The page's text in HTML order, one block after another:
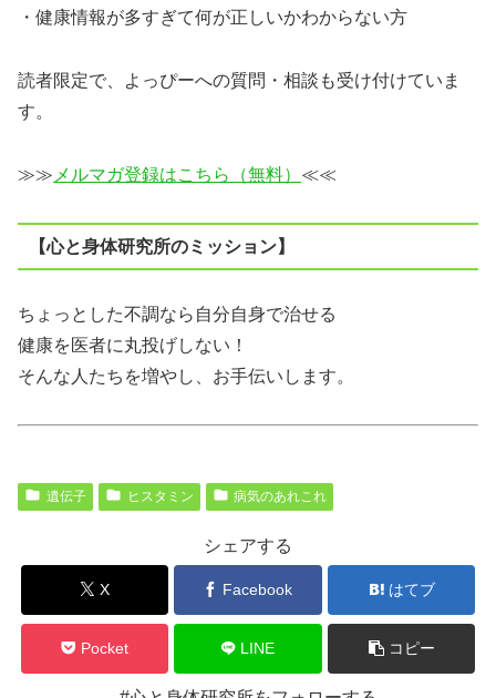
・健康情報が多すぎて何が正しいかわからない方
読者限定で、よっぴーへの質問・相談も受け付けていま
す。
≫≫ メルマガ登録はこちら（無料） ≪≪
【心と身体研究所のミッション】
ちょっとした不調なら自分自身で治せる
健康を医者に丸投げしない！
そんな人たちを増やし、お手伝いします。
遺伝子 ヒスタミン 病気のあれこれ
シェアする
X Facebook はてブ
Pocket LINE コピー